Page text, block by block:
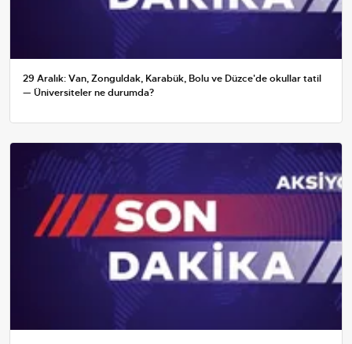
29 Aralık: Van, Zonguldak, Karabük, Bolu ve Düzce'de okullar tatil
— Üniversiteler ne durumda?